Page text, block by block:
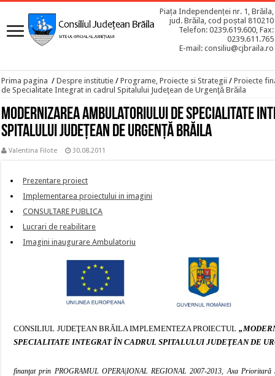
Piața Independenței nr. 1, Brăila,
jud. Brăila, cod poștal 810210
Telefon: 0239.619.600, Fax:
0239.611.765
E-mail: consiliu@cjbraila.ro
Prima pagina / Despre institutie / Programe, Proiecte si Strategii / Proiecte
de Specialitate Integrat in cadrul Spitalului Judeţean de Urgenţă Brăila
Modernizarea Ambulatoriului de Specialitate
Spitalului Judeţean de Urgenţă Brăila
Valentina Filote 30.08.2011
Prezentare proiect
Implementarea proiectului in imagini
CONSULTARE PUBLICA
Lucrari de reabilitare
Imagini inaugurare Ambulatoriu
CONSILIUL JUDEŢEAN BRĂILA IMPLEMENTEZA PROIECTUL
SPECIALITATE INTEGRAT ÎN CADRUL SPITALULUI JUDEŢEAN DE
finanţat prin PROGRAMUL OPERA|IONAL REGIONAL 2007-2013, Axa